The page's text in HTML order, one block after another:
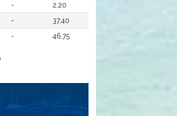
-
2,20
-
37,40
- 46,75